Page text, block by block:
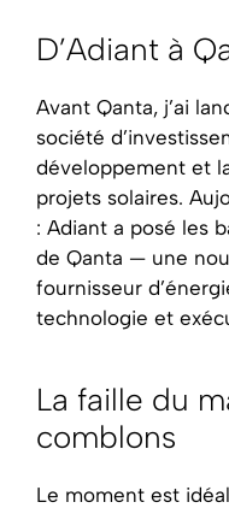
D’Adiant à
Avant Qanta, j’ai
société
développement et
projets solaires.
: Adiant a posé les
de Qanta — une
fournisseur
technologie et
La faille du
comblons
Le moment est